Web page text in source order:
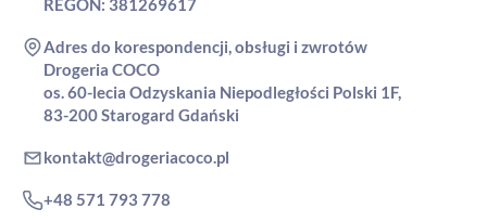
REGON: 381269617
Adres do korespondencji, obsługi i zwrotów
Drogeria COCO
os. 60-lecia Odzyskania Niepodległości Polski 1F,
83-200 Starogard Gdański
kontakt@drogeriacoco.pl
+48 571 793 778